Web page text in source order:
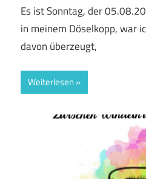
Es ist Sonntag, der
in meinem Döselkopp, war
davon überzeugt,
Weiterlesen